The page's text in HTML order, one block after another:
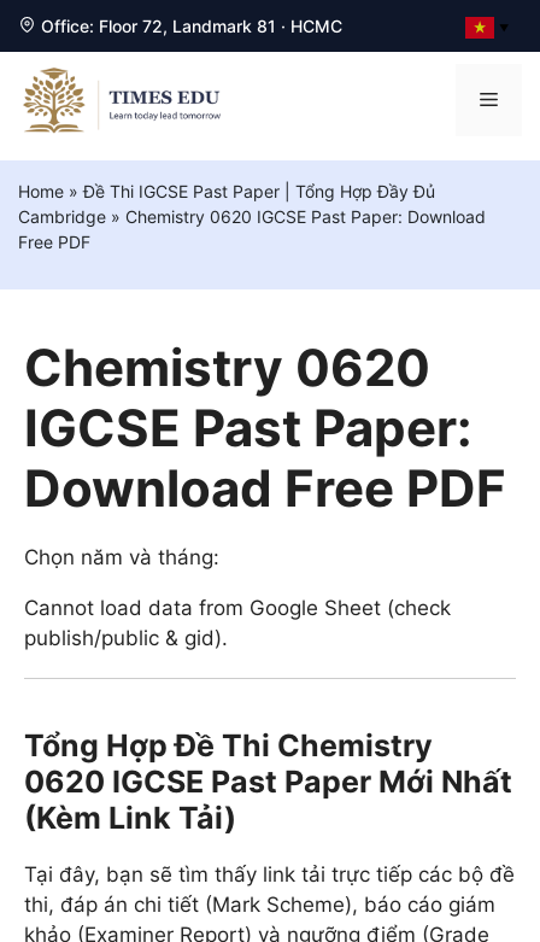
Office: Floor 72, Landmark 81 · HCMC ▼
Chuyển
đến
nội
dung
Home »Đề Thi IGCSE Past Paper | Tổng Hợp Đầy Đủ
Cambridge » Chemistry 0620 IGCSE Past Paper: Download
Free PDF
Chemistry 0620
IGCSE Past Paper:
Download Free PDF
Chọn năm và tháng:
Cannot load data from Google Sheet (check
publish/public & gid).
Tổng Hợp Đề Thi Chemistry
0620 IGCSE Past Paper Mới Nhất
(Kèm Link Tải)
Tại đây, bạn sẽ tìm thấy link tải trực tiếp các bộ đề
thi, đáp án chi tiết (Mark Scheme), báo cáo giám
khảo (Examiner Report) và ngưỡng điểm (Grade